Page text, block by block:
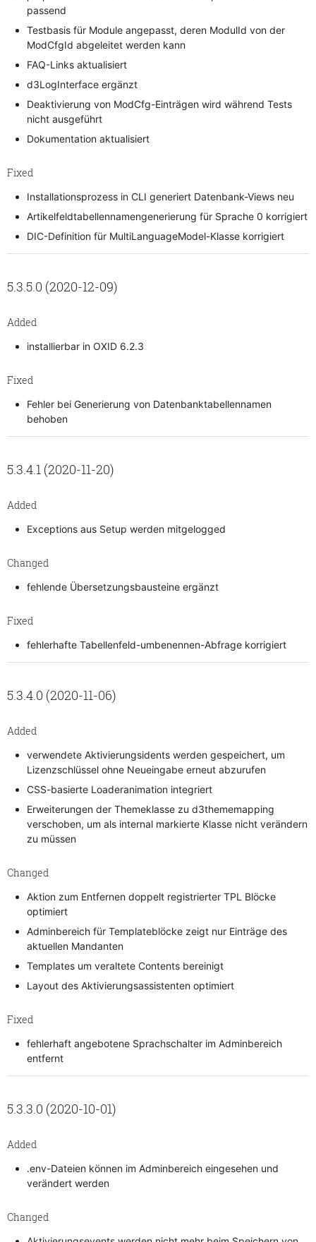
passend
Testbasis für Module angepasst, deren ModulId von der
ModCfgId abgeleitet werden kann
FAQ-Links aktualisiert
d3LogInterface ergänzt
Deaktivierung von ModCfg-Einträgen wird während Tests
nicht ausgeführt
Dokumentation aktualisiert
Fixed
Installationsprozess in CLI generiert Datenbank-Views neu
Artikelfeldtabellennamengenerierung für Sprache 0 korrigiert
DIC-Definition für MultiLanguageModel-Klasse korrigiert
5.3.5.0 (2020-12-09)
Added
installierbar in OXID 6.2.3
Fixed
Fehler bei Generierung von Datenbanktabellennamen
behoben
5.3.4.1 (2020-11-20)
Added
Exceptions aus Setup werden mitgelogged
Changed
fehlende Übersetzungsbausteine ergänzt
Fixed
fehlerhafte Tabellenfeld-umbenennen-Abfrage korrigiert
5.3.4.0 (2020-11-06)
Added
verwendete Aktivierungsidents werden gespeichert, um
Lizenzschlüssel ohne Neueingabe erneut abzurufen
CSS-basierte Loaderanimation integriert
Erweiterungen der Themeklasse zu d3thememapping
verschoben, um als internal markierte Klasse nicht verändern
zu müssen
Changed
Aktion zum Entfernen doppelt registrierter TPL Blöcke
optimiert
Adminbereich für Templateblöcke zeigt nur Einträge des
aktuellen Mandanten
Templates um veraltete Contents bereinigt
Layout des Aktivierungsassistenten optimiert
Fixed
fehlerhaft angebotene Sprachschalter im Adminbereich
entfernt
5.3.3.0 (2020-10-01)
Added
.env-Dateien können im Adminbereich eingesehen und
verändert werden
Changed